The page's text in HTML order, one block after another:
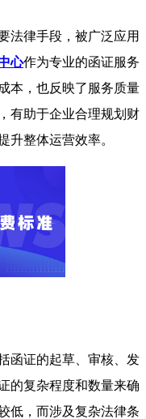
法律手段，被广泛应用
心作为专业的函证服务
本，也反映了服务质量
有助于企业合理规划财
升整体运营效率。
函证的起草、审核、发
的复杂程度和数量来确
低，而涉及复杂法律条